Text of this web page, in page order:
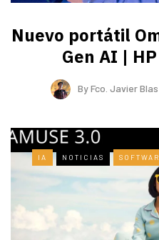
Nuevo portátil
Gen AI |
ByFco. Javier
IA NOTICIAS